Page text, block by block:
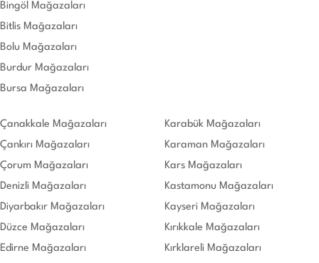
Bingöl Mağazaları
Bitlis Mağazaları
Bolu Mağazaları
Burdur Mağazaları
Bursa Mağazaları
Çanakkale Mağazaları
Çankırı Mağazaları
Çorum Mağazaları
Denizli Mağazaları
Diyarbakır Mağazaları
Düzce Mağazaları
Edirne Mağazaları
Karabük Mağazaları
Karaman Mağazaları
Kars Mağazaları
Kastamonu Mağazaları
Kayseri Mağazaları
Kırıkkale Mağazaları
Kırklareli Mağazaları